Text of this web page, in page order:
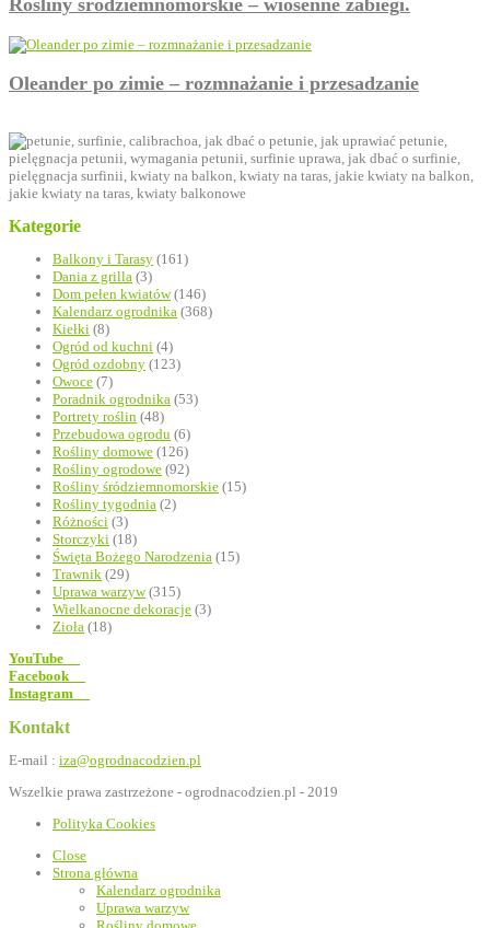
Rośliny śródziemnomorskie – wiosenne zabiegi.
Oleander po zimie – rozmnażanie i przesadzanie
Kategorie
Balkony i Tarasy (161)
Dania z grilla (3)
Dom pełen kwiatów(146)
Kalendarz ogrodnika (368)
Kiełki (8)
Ogród od kuchni (4)
Ogród ozdobny (123)
Owoce (7)
Poradnik ogrodnika (53)
Portrety roślin (48)
Przebudowa ogrodu (6)
Rośliny domowe (126)
Rośliny ogrodowe (92)
Rośliny śródziemnomorskie (15)
Rośliny tygodnia (2)
Różności (3)
Storczyki (18)
Święta Bożego Narodzenia (15)
Trawnik (29)
Uprawa warzyw(315)
Wielkanocne dekoracje (3)
Zioła (18)
YouTube
Facebook
Instagram
Kontakt
E-mail : iza@ogrodnacodzien.pl
Wszelkie prawa zastrzeżone - ogrodnacodzien.pl - 2019
Polityka Cookies
Close
Strona główna
Kalendarz ogrodnika
Uprawa warzyw